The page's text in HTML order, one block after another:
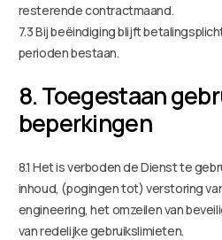
resterende contractmaand.
7.3 Bij beëindiging blijft
perioden bestaan.
8. Toegestaan
beperkingen
8.1 Het is verboden de Dienst te
inhoud, (pogingen tot) verstoring
engineering, het omzeilen van
van redelijke gebruikslimieten.